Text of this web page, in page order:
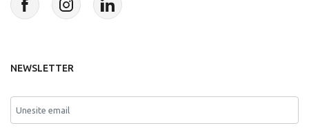
NEWSLETTER